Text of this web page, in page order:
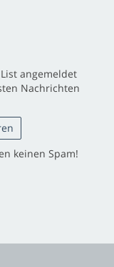
angemeldet
Nachrichten
keinen Spam!